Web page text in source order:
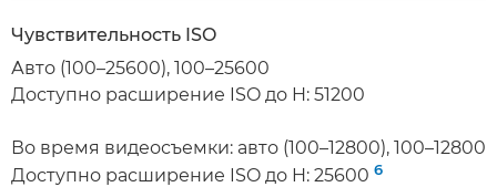
Чувствительность ISO
Авто (100–25600), 100–25600
Доступно расширение ISO до H: 51200
Во время видеосъемки: авто (100–12800), 100–12800
Доступно расширение ISO до H: 25600 6